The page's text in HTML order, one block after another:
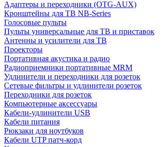
Адаптеры и переходники (OTG-AUX)
Кронштейны для ТВ NB-Series
Голосовые пульты
Пульты универсальные для ТВ и приставок
Антенны и усилители для ТВ
Проекторы
Портативная акустика и радио
Радиоприемники портативные MRM
Удлинители и переходники для розеток
Сетевые фильтры и удлинители розеток
Переходники для розеток
Компьютерные аксессуары
Кабели-удлинители USB
Кабели питания
Рюкзаки для ноутбуков
Кабели UTP патч-корд